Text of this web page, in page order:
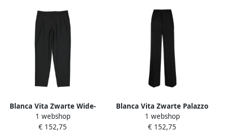
Blanca Vita Zwarte Wide-
Leg Broek Dameskleding
Black Dames
1 webshop
€ 152,75
Blanca Vita Zwarte Palazzo
Broek Dameskleding Black
Dames
1 webshop
€ 152,75